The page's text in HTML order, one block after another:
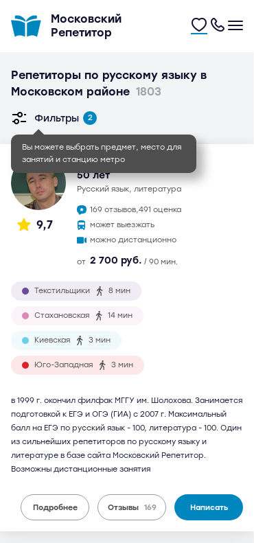
Московский
Репетитор
Репетиторы по русскому языку в
Московском районе 1803
Фильтры 2
9,7
Иван Игоревич
50 лет
русский язык, литература
169 отзывов,491 оценка
может выезжать
можно дистанционно
от 2 700 руб. / 90 мин.
Текстильщики 8 мин
Стахановская 14 мин
Киевская 3 мин
Юго-Западная 3 мин
в 1999 г. окончил филфак МГГУ им. Шолохова. Занимается
подготовкой к ЕГЭ и ОГЭ (ГИА) с 2007 г. Максимальный
балл на ЕГЭ по русский язык - 100, литература - 100. Один
из сильнейших репетиторов по русскому языку и
литературе в базе сайта Московский Репетитор.
Возможны дистанционные занятия
Подробнее Отзывы 169 Написать